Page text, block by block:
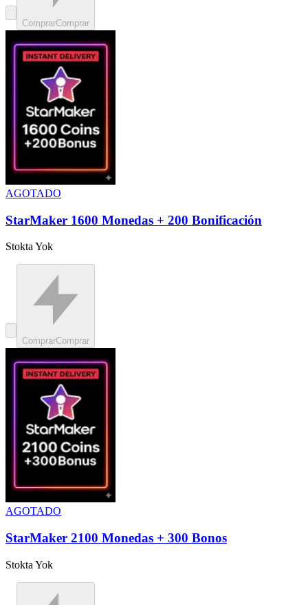
ComprarComprar
AGOTADO
StarMaker 1600 Monedas + 200 Bonificación
Stokta Yok
ComprarComprar
AGOTADO
StarMaker 2100 Monedas + 300 Bonos
Stokta Yok